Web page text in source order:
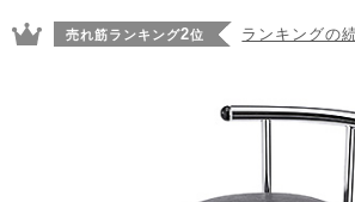
売れ筋ランキング2位 ランキングの